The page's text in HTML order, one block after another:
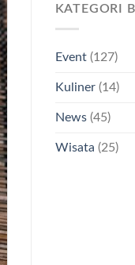
KATEGORI
Event(127)
Kuliner(14)
News(45)
Wisata (25)